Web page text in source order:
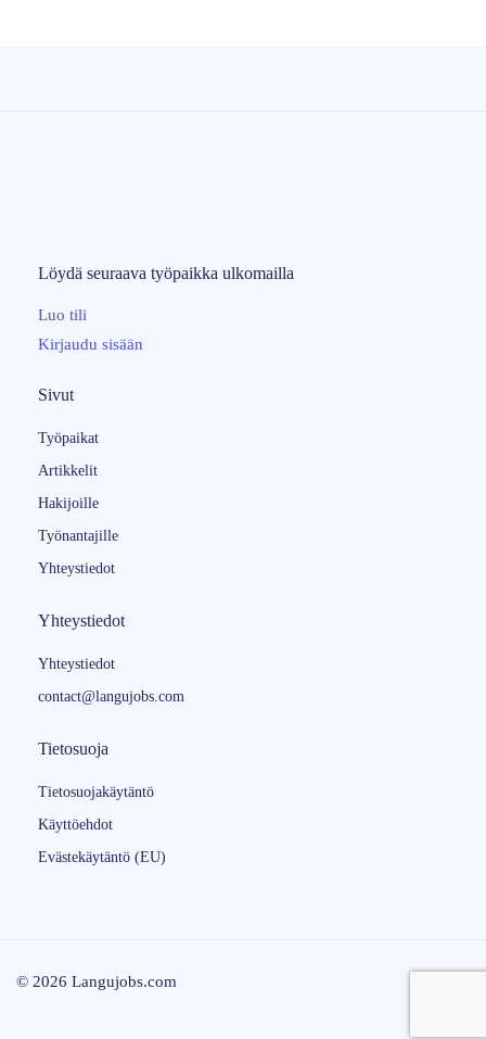
Löydä seuraava työpaikka ulkomailla
Luo tili
Kirjaudu sisään
Sivut
Työpaikat
Artikkelit
Hakijoille
Työnantajille
Yhteystiedot
Yhteystiedot
Yhteystiedot
contact@langujobs.com
Tietosuoja
Tietosuojakäytäntö
Käyttöehdot
Evästekäytäntö (EU)
© 2026 Langujobs.com